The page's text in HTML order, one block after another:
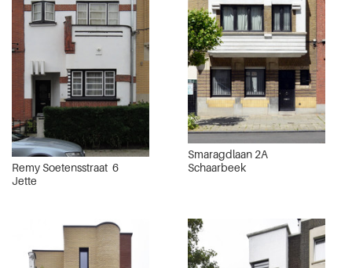
Remy Soetensstraat 6
Jette
Smaragdlaan 2A
Schaarbeek